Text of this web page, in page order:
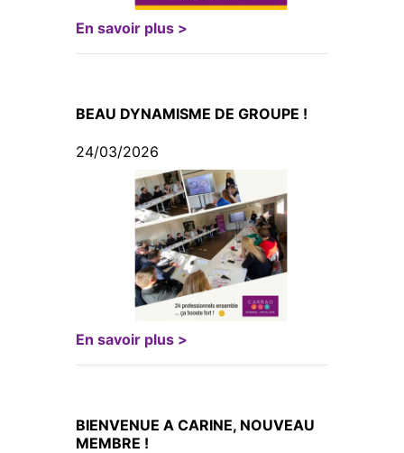
En savoir plus >
BEAU DYNAMISME DE GROUPE !
24/03/2026
En savoir plus >
BIENVENUE A CARINE, NOUVEAU
MEMBRE !